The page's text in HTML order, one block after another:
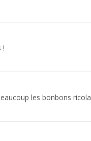
!
les bonbons ricola